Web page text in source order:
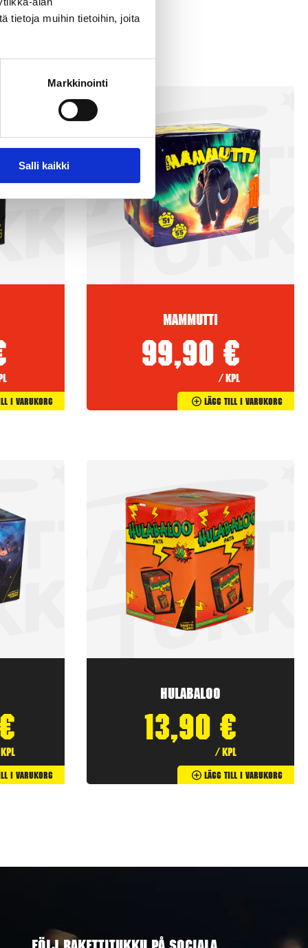
tietoja muihin tietoihin, joita
Markkinointi
Salli kaikki
I Varukorg
Mammutti
99,90 €
/ kpl
Lägg Till I Varukorg
I Varukorg
Hulabaloo
13,90 €
/ kpl
Lägg Till I Varukorg